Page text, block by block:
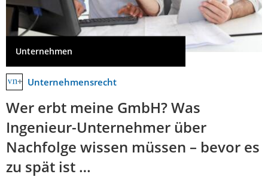
Unternehmen
Unternehmensrecht
Wer erbt meine GmbH? Was
Ingenieur-Unternehmer über
Nachfolge wissen müssen – bevor es
zu spät ist …